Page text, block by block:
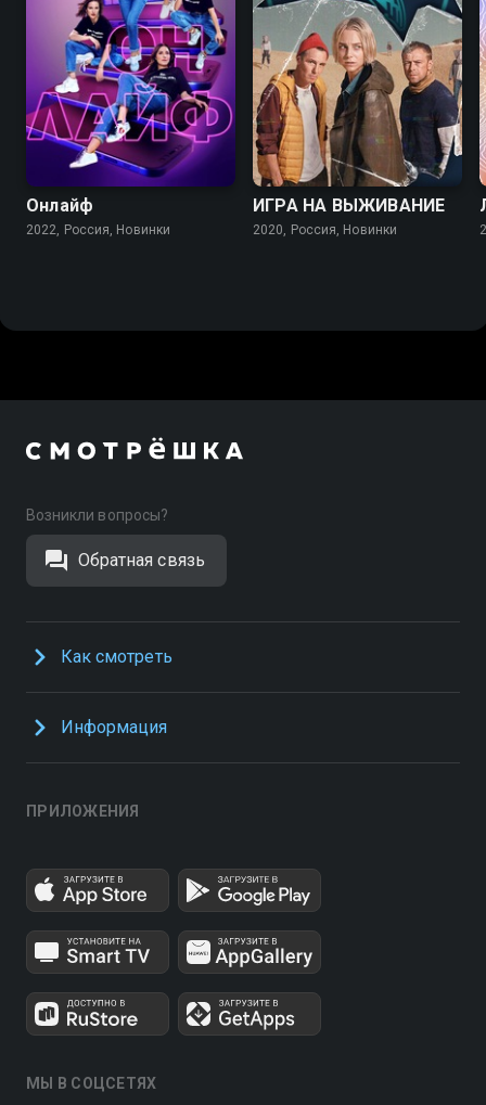
Онлайф
2022, Россия, Новинки
7.5 7.0
ИГРА НА ВЫЖИВАНИЕ
2020, Россия, Новинки
Возникли вопросы?
Обратная связь
Как смотреть
Информация
ПРИЛОЖЕНИЯ
МЫ В СОЦСЕТЯХ